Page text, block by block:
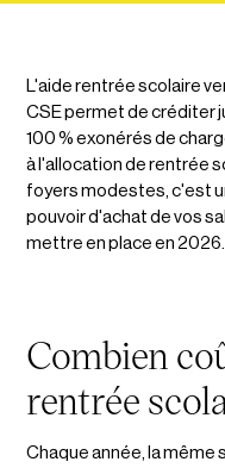
L'aide rentrée scolaire
CSE permet de créditer
100 % exonérés de
à l'allocation de rentrée
foyers modestes, c'est
pouvoir d'achat de vos
mettre en place en 2026.
Combien
rentrée
Chaque année, la même